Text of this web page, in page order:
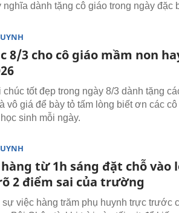
nghĩa dành tặng cô giáo trong ngày đặc
8/3 cho cô giáo mầm non
tốt đẹp trong ngày 8/3 dành tặng
vô giá để bày tỏ tấm lòng biết ơn các
sinh mỗi ngày.
từ 1h sáng đặt chỗ vào
2 điểm sai của trường
sự việc hàng trăm phụ huynh trực trước